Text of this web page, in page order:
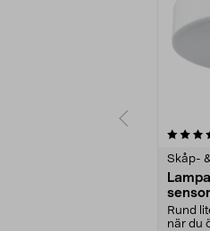
Skåp-
Rund
när du